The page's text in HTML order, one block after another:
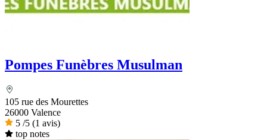
Pompes Funèbres Musulman
105 rue des Mourettes
26000 Valence
5 /5 (1 avis)
top notes